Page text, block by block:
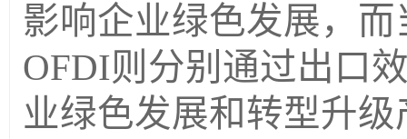
影响企业绿色发展，
OFDI则分别通过出口
业绿色发展和转型升